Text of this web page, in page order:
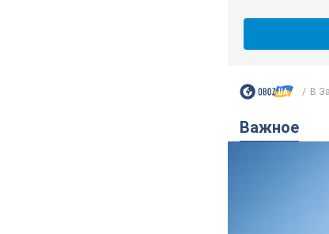
В
Важное